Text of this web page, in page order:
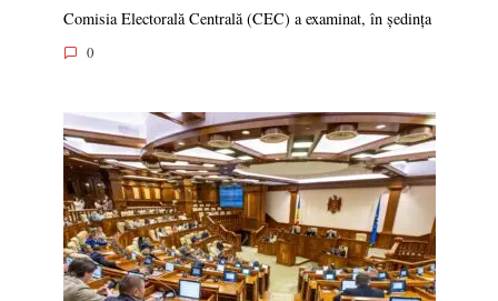
Comisia Electorală Centrală (CEC) a examinat, în ședința
0